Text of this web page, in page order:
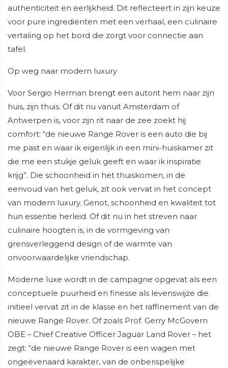
authenticiteit en eerlijkheid. Dit reflecteert in zijn keuze
voor pure ingrediënten met een verhaal, een culinaire
vertaling op het bord die zorgt voor connectie aan
tafel.
Op weg naar modern luxury
Voor Sergio Herman brengt een autorit hem naar zijn
huis, zijn thuis. Of dit nu vanuit Amsterdam of
Antwerpen is, voor zijn rit naar de zee zoekt hij
comfort: “de nieuwe Range Rover is een auto die bij
me past en waar ik eigenlijk in een mini-huiskamer zit
die me een stukje geluk geeft en waar ik inspiratie
krijg”. Die schoonheid in het thuiskomen, in de
eenvoud van het geluk, zit ook vervat in het concept
van modern luxury. Genot, schoonheid en kwaliteit tot
hun essentie herleid. Of dit nu in het streven naar
culinaire hoogten is, in de vormgeving van
grensverleggend design of de warmte van
onvoorwaardelijke vriendschap.
Moderne luxe wordt in de campagne opgevat als een
conceptuele puurheid en finesse als levenswijze die
initieel vervat zit in de klasse en het raffinement van de
nieuwe Range Rover. Of zoals Prof. Gerry McGovern
OBE – Chief Creative Officer Jaguar Land Rover – het
zegt: “de nieuwe Range Rover is een wagen met
ongeëvenaard karakter, van de onberispelijke